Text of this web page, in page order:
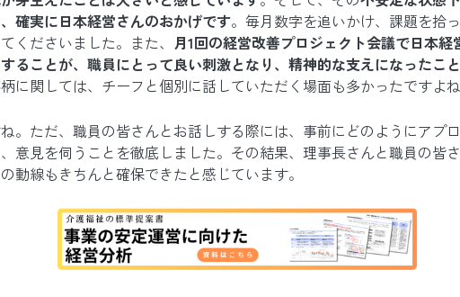
確実に日本経営さんのおかげです。毎月数字を追いかけ、課題を拾
くださいました。また、 月1回の経営改善プロジェクト会議で日本経
ることが、職員にとって良い刺激となり、精神的な支えになったこ
に関しては、チーフと個別に話していただく場面も多かったですよね
。ただ、職員の皆さんとお話しする際には、事前にどのようにアプ
意見を伺うことを徹底しました。その結果、理事長さんと職員の皆
動線もきちんと確保できたと感じています。